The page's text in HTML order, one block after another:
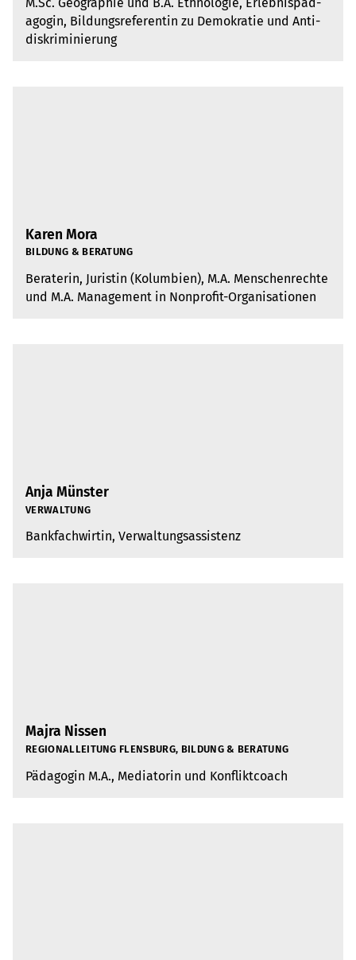
ago­gin, Bil­dungs­re­fe­ren­tin zu Demo­kra­tie und Anti­
dis­kri­mi­nie­rung
Karen Mora
BIL­DUNG & BERA­TUNG
Bera­te­rin, Juris­tin (Kolum­bien), M.A. Men­schen­rechte
und M.A. Manage­ment in Non­pro­fit-Orga­ni­sa­tio­nen
Anja Münster
VER­WAL­TUNG
Bank­fach­wir­tin, Ver­wal­tungs­as­sis­tenz
Majra Nissen
REGIO­NAL­LEI­TUNG FLENS­BURG, BIL­DUNG & BERA­TUNG
Päd­ago­gin M.A., Media­to­rin und Kon­flikt­coach